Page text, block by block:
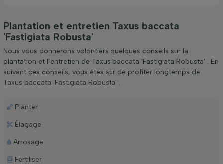
Plantation et entretien Taxus baccata
'Fastigiata Robusta'
Nous vous donnerons volontiers quelques conseils sur la
plantation et l’entretien de Taxus baccata 'Fastigiata Robusta' . En
suivant ces conseils, vous êtes sûr de profiter longtemps de
Taxus baccata 'Fastigiata Robusta' .
Planter
Élagage
Arrosage
Fertiliser